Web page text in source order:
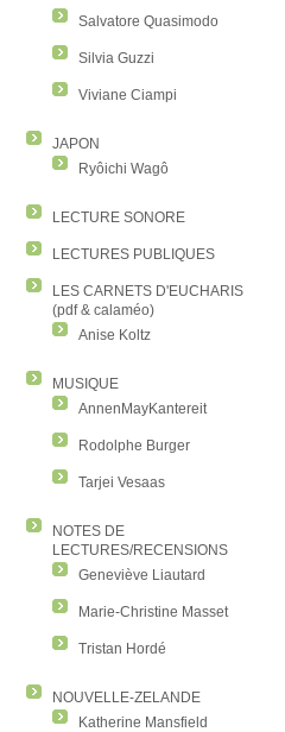
Salvatore Quasimodo
Silvia Guzzi
Viviane Ciampi
JAPON
Ryôichi Wagô
LECTURE SONORE
LECTURES PUBLIQUES
LES CARNETS D'EUCHARIS
(pdf & calaméo)
Anise Koltz
MUSIQUE
AnnenMayKantereit
Rodolphe Burger
Tarjei Vesaas
NOTES DE
LECTURES/RECENSIONS
Geneviève Liautard
Marie-Christine Masset
Tristan Hordé
NOUVELLE-ZELANDE
Katherine Mansfield